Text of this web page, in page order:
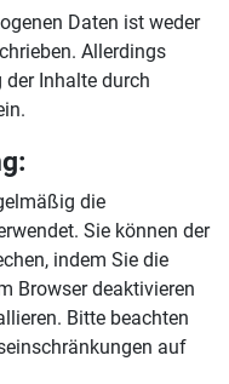
Daten ist weder
Allerdings
Inhalte durch
die
Sie können der
indem Sie die
Browser deaktivieren
Bitte beachten
auf